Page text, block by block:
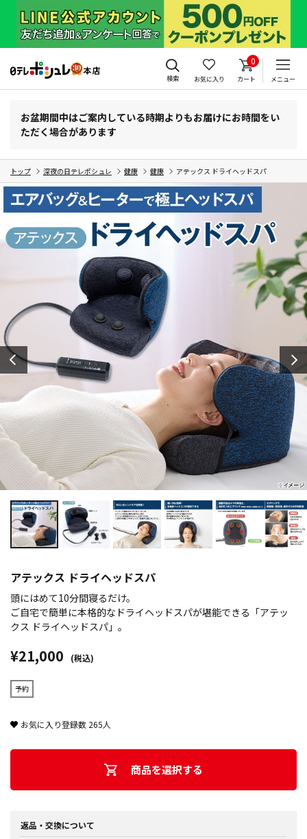
検索 お気に入り
0
カート メニュー
お盆期間中はご案内している時期よりもお届けにお時間をい
ただく場合があります
トップ 深夜の日テレポシュレ 健康 健康 アテックス ドライヘッドスパ
アテックス ドライヘッドスパ
頭にはめて10分間寝るだけ。
ご自宅で簡単に本格的なドライヘッドスパが堪能できる「アテッ
クス ドライヘッドスパ」。
¥21,000 (税込)
予約
お気に入り登録数 265人
商品を選択する
返品・交換について